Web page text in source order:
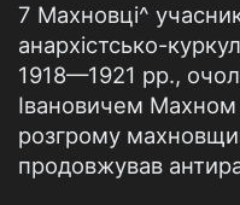
7 Махновці^
анархістсько-
1918—1921 рр.,
Івановичем
розгрому
продовжував